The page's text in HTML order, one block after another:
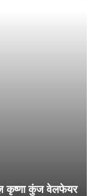
कृष्णा कुंज वेलफेयर